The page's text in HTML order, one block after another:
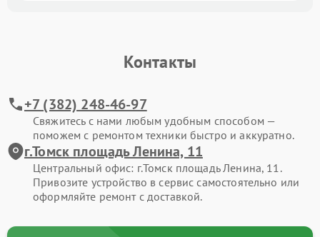
Контакты
+7 (382) 248-46-97
Свяжитесь с нами любым удобным способом —
поможем с ремонтом техники быстро и аккуратно.
г.Томск площадь Ленина, 11
Центральный офис: г.Томск площадь Ленина, 11.
Привозите устройство в сервис самостоятельно или
оформляйте ремонт с доставкой.